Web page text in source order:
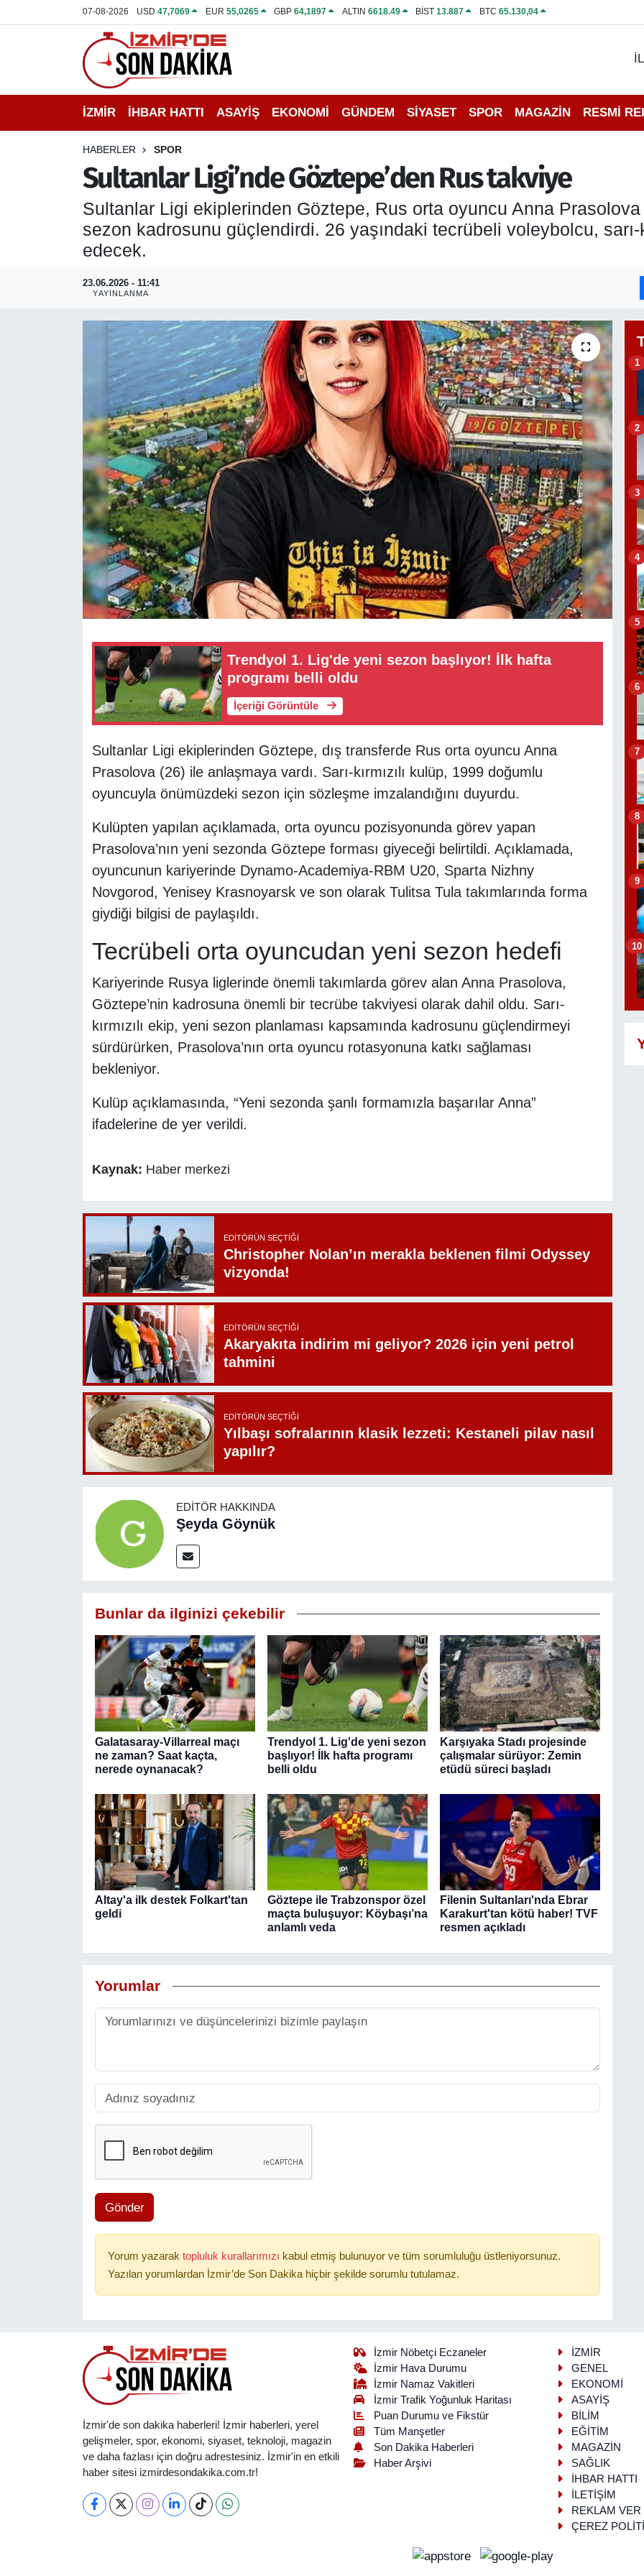
07-08-2026 USD47,7069 EUR 55,0265 GBP64,1897 ALTIN 6618.49 BİST13.887 BTC 65.130,04
İZMİR İHBAR HATTI ASAYİŞ EKONOMİ GÜNDEM SİYASET SPOR MAGAZİN RESMİ
HABERLER SPOR
Sultanlar Ligi’nde Göztepe’den Rus takviye
Sultanlar Ligi ekiplerinden Göztepe, Rus orta oyuncu Anna
sezon kadrosunu güçlendirdi. 26 yaşındaki tecrübeli voleybolcu, sarı-
edecek.
23.06.2026 - 11:41
YAYINLANMA
Trendyol 1. Lig'de yeni sezon başlıyor! İlk hafta
programı belli oldu
İçeriği Görüntüle
Sultanlar Ligi ekiplerinden Göztepe, dış transferde Rus orta oyuncu Anna
Prasolova (26) ile anlaşmaya vardı. Sarı-kırmızılı kulüp, 1999 doğumlu
oyuncuyla önümüzdeki sezon için sözleşme imzalandığını duyurdu.
Kulüpten yapılan açıklamada, orta oyuncu pozisyonunda görev yapan
Prasolova’nın yeni sezonda Göztepe forması giyeceği belirtildi. Açıklamada,
oyuncunun kariyerinde Dynamo-Academiya-RBM U20, Sparta Nizhny
Novgorod, Yenisey Krasnoyarsk ve son olarak Tulitsa Tula takımlarında forma
giydiği bilgisi de paylaşıldı.
Tecrübeli orta oyuncudan yeni sezon hedefi
Kariyerinde Rusya liglerinde önemli takımlarda görev alan Anna Prasolova,
Göztepe’nin kadrosuna önemli bir tecrübe takviyesi olarak dahil oldu. Sarı-
kırmızılı ekip, yeni sezon planlaması kapsamında kadrosunu güçlendirmeyi
sürdürürken, Prasolova’nın orta oyuncu rotasyonuna katkı sağlaması
bekleniyor.
Kulüp açıklamasında, “Yeni sezonda şanlı formamızla başarılar Anna”
ifadelerine de yer verildi.
Kaynak: Haber merkezi
EDITÖRÜN SEÇTIĞI
Christopher Nolan’ın merakla beklenen filmi Odyssey
vizyonda!
EDITÖRÜN SEÇTIĞI
Akaryakıta indirim mi geliyor? 2026 için yeni petrol
tahmini
EDITÖRÜN SEÇTIĞI
Yılbaşı sofralarının klasik lezzeti: Kestaneli pilav nasıl
yapılır?
EDITÖR HAKKINDA
Şeyda Göynük
Bunlar da ilginizi çekebilir
Galatasaray-Villarreal maçı
ne zaman? Saat kaçta,
nerede oynanacak?
Trendyol 1. Lig'de yeni sezon
başlıyor! İlk hafta programı
belli oldu
Karşıyaka Stadı projesinde
çalışmalar sürüyor: Zemin
etüdü süreci başladı
Altay'a ilk destek Folkart'tan
geldi
Göztepe ile Trabzonspor özel
maçta buluşuyor: Köybaşı’na
anlamlı veda
Filenin Sultanları'nda Ebrar
Karakurt'tan kötü haber! TVF
resmen açıkladı
Yorumlar
Gönder
Yorum yazarak topluluk kurallarımızı kabul etmiş bulunuyor ve tüm sorumluluğu üstleniyorsunuz.
Yazılan yorumlardan İzmir’de Son Dakika hiçbir şekilde sorumlu tutulamaz.
1
2
3
4
5
6
7
8
9
10
İzmir'de son dakika haberleri! İzmir haberleri, yerel
gelişmeler, spor, ekonomi, siyaset, teknoloji, magazin
ve daha fazlası için doğru adrestesiniz. İzmir'in en etkili
haber sitesi izmirdesondakika.com.tr!
İzmir Nöbetçi Eczaneler
İzmir Hava Durumu
İzmir Namaz Vakitleri
İzmir Trafik Yoğunluk Haritası
Puan Durumu ve Fikstür
Tüm Manşetler
Son Dakika Haberleri
Haber Arşivi
İZMİR
GENEL
EKONOMİ
ASAYİŞ
BİLİM
EĞİTİM
MAGAZİN
SAĞLIK
İHBAR HATTI
İLETİŞİM
REKLAM VER
ÇEREZ
İHBAR HATTI
DEPREM
EKONOMİ
SİYASET
RESMİ REKLAM
İzmir Nöbetçi Eczaneler
İzmir Hava Durumu
İzmir Namaz Vakitleri
İzmir Trafik Yoğunluk Haritası
Puan Durumu ve Fikstür
Tüm Manşetler